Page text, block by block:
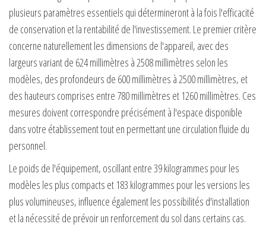
plusieurs paramètres essentiels qui détermineront à la fois l'efficacité
de conservation et la rentabilité de l'investissement. Le premier critère
concerne naturellement les dimensions de l'appareil, avec des
largeurs variant de 624 millimètres à 2508 millimètres selon les
modèles, des profondeurs de 600 millimètres à 2500 millimètres, et
des hauteurs comprises entre 780 millimètres et 1260 millimètres. Ces
mesures doivent correspondre précisément à l'espace disponible
dans votre établissement tout en permettant une circulation fluide du
personnel.
Le poids de l'équipement, oscillant entre 39 kilogrammes pour les
modèles les plus compacts et 183 kilogrammes pour les versions les
plus volumineuses, influence également les possibilités d'installation
et la nécessité de prévoir un renforcement du sol dans certains cas.